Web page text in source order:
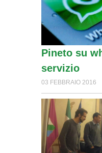
Pineto su
servizio
03 FEBBRAIO 2016